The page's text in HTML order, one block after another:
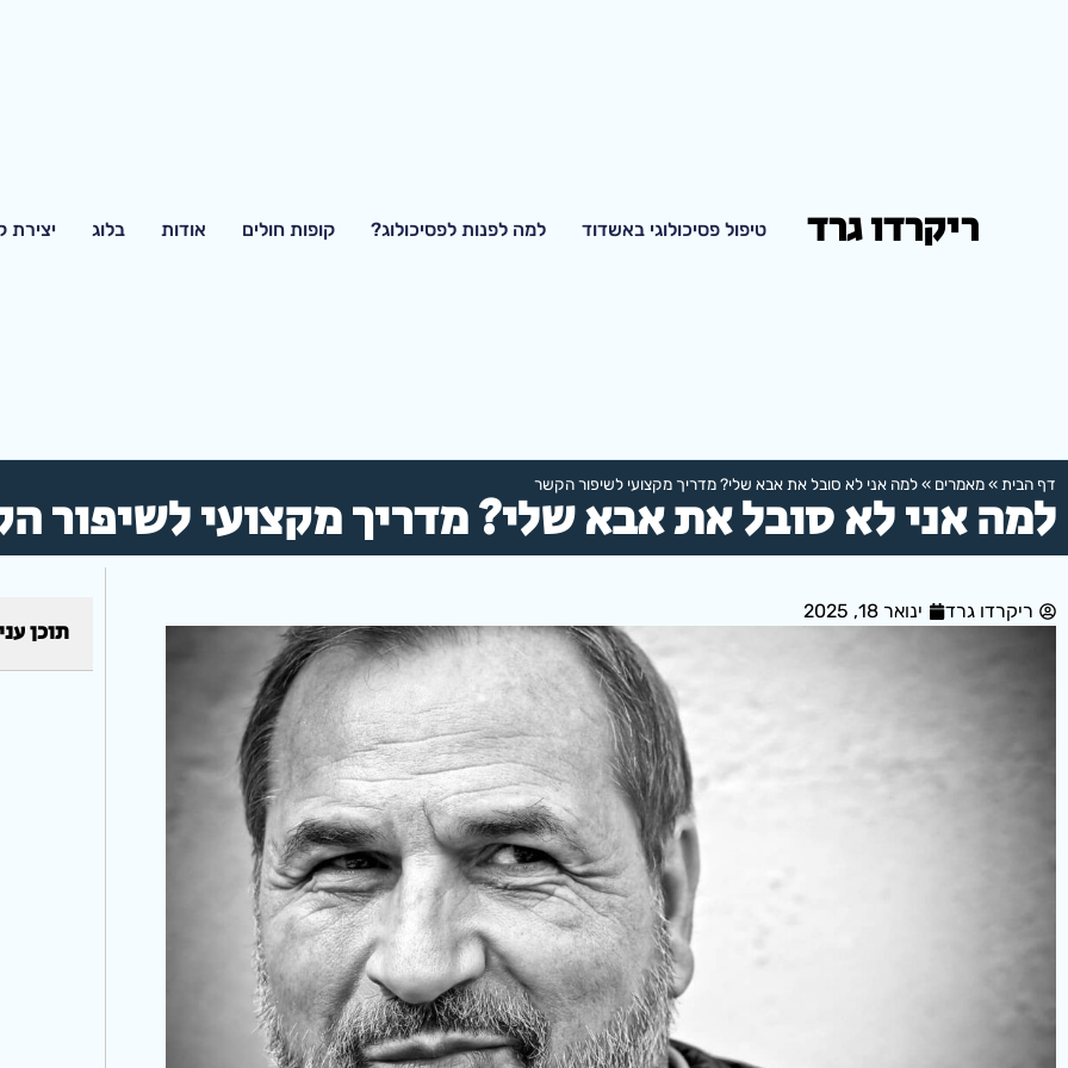
ריקרדו גרד טיפול פסיכולוגי באשדוד למה לפנות לפסיכולוג? קופות חולים אודות בלוג יצירת
דף הבית »מאמרים »למה אני לא סובל את אבא שלי? מדריך מקצועי לשיפור הקשר
למה אני לא סובל את אבא שלי? מדריך מקצועי לשיפור
ריקרדו גרד ינואר 18, 2025
תוכן